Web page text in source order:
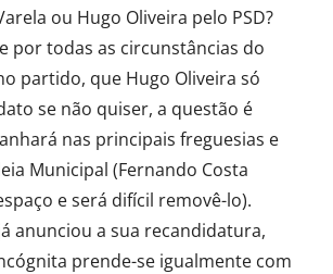
ou Hugo Oliveira pelo PSD?
por todas as circunstâncias do
partido, que Hugo Oliveira só
se não quiser, a questão é
nas principais freguesias e
Municipal (Fernando Costa
e será difícil removê-lo).
anunciou a sua recandidatura,
prende-se igualmente com